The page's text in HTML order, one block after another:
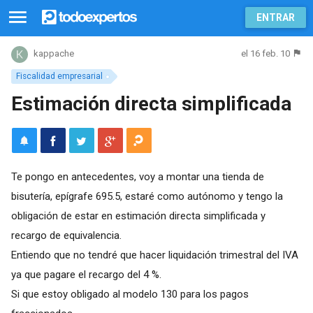
ENTRAR
Fiscalidad empresarial
kappache el 16 feb. 10
Estimación directa simplificada
Te pongo en antecedentes, voy a montar una tienda de
bisutería, epígrafe 695.5, estaré como autónomo y tengo la
obligación de estar en estimación directa simplificada y
recargo de equivalencia.
Entiendo que no tendré que hacer liquidación trimestral del IVA
ya que pagare el recargo del 4 %.
Si que estoy obligado al modelo 130 para los pagos